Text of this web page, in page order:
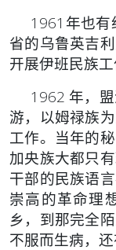
1961年也有
省的乌鲁英吉
开展伊班民族工
1962 年，盟
游，以姆禄族
工作。 当年的
加央族大都只
干部的民族语
崇高的革命理
乡，到那完全
不服而生病，